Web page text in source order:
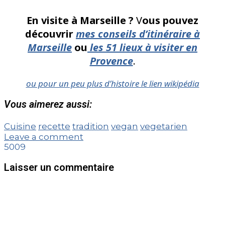
En visite à Marseille ? Vous pouvez
découvrirmes conseils d’itinéraire à
Marseille ou les 51 lieux à visiter en
Provence.
ou pour un peu plus d’histoire le lien wikipédia
Vous aimerez aussi:
Cuisine recette tradition vegan vegetarien
Leave a comment
5009
Laisser un commentaire